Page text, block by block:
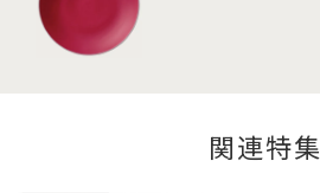
関連特集